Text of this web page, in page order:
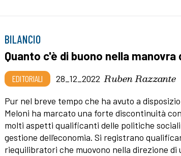
BILANCIO
Quanto c'è di buono nella manovra
EDITORIALI 28_12_2022 Ruben Razzante
Pur nel breve tempo che ha avuto a
Meloni ha marcato una forte discontinuità
molti aspetti qualificanti delle politiche sociali
gestione dell’economia. Si registrano
riequilibratori che muovono nella direzione di